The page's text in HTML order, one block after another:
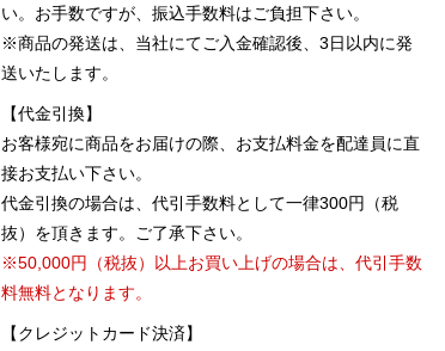
い。お手数ですが、振込手数料はご負担下さい。
※商品の発送は、当社にてご入金確認後、3日以内に発
送いたします。
【代金引換】
お客様宛に商品をお届けの際、お支払料金を配達員に直
接お支払い下さい。
代金引換の場合は、代引手数料として一律300円（税
抜）を頂きます。ご了承下さい。
※50,000円（税抜）以上お買い上げの場合は、代引手数
料無料となります。
【クレジットカード決済】